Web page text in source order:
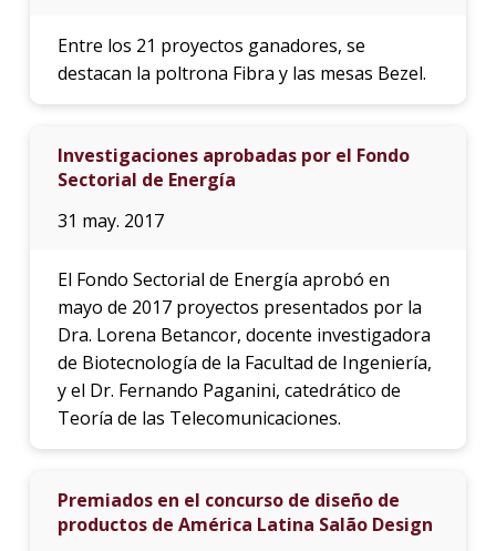
Entre los 21 proyectos ganadores, se
destacan la poltrona Fibra y las mesas Bezel.
Investigaciones aprobadas por el Fondo
Sectorial de Energía
31 may. 2017
El Fondo Sectorial de Energía aprobó en
mayo de 2017 proyectos presentados por la
Dra. Lorena Betancor, docente investigadora
de Biotecnología de la Facultad de Ingeniería,
y el Dr. Fernando Paganini, catedrático de
Teoría de las Telecomunicaciones.
Premiados en el concurso de diseño de
productos de América Latina Salão Design